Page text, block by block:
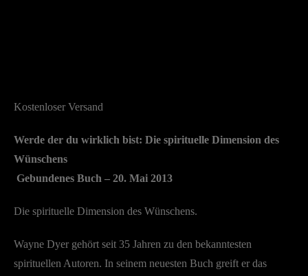
Kostenloser Versand
Werde der du wirklich bist: Die spirituelle Dimension des
Wünschens
Gebundenes Buch – 20. Mai 2013
Die spirituelle Dimension des Wünschens.
Wayne Dyer gehört seit 35 Jahren zu den bekanntesten
spirituellen Autoren. In seinem neuesten Buch greift er das